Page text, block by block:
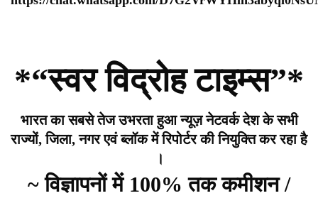
*“स्वर विद्रोह टाइम्स”*
भारत का सबसे तेज उभरता हुआ न्यूज़ नेटवर्क देश के सभी
राज्यों, जिला, नगर एवं ब्लॉक में रिपोर्टर की नियुक्ति कर रहा है
।
~ विज्ञापनों में 100% तक कमीशन /